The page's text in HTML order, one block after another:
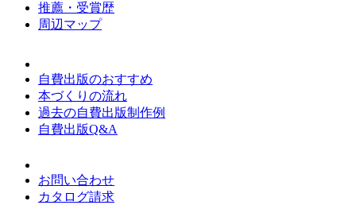
推薦・受賞歴
周辺マップ
自費出版のおすすめ
本づくりの流れ
過去の自費出版制作例
自費出版Q&A
お問い合わせ
カタログ請求